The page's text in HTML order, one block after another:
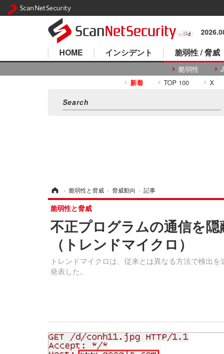
HOME インシデント 脆弱性 / 脅威
脆弱性
新着 TOP 100 X
› 脆弱性と脅威 › 脅威動向 › 記事
不正プログラムの通信を
（トレンドマイクロ）
トレンドマイクロは、従来とは異なる方法で検出
発表した。
脆弱性と脅威
ScanNetSecurity